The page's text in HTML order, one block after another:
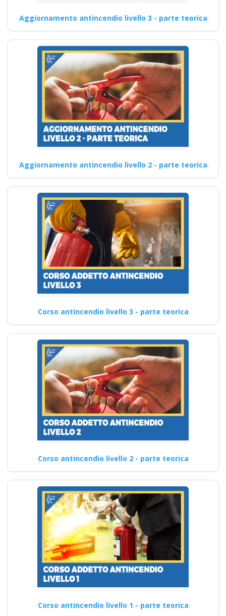
Aggiornamento antincendio livello 3 - parte teorica
Aggiornamento antincendio livello 2 - parte teorica
Corso antincendio livello 3 - parte teorica
Corso antincendio livello 2 - parte teorica
Corso antincendio livello 1 - parte teorica